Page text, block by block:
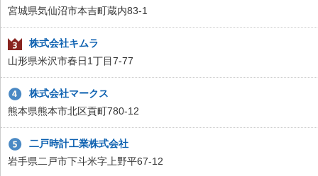
宮城県気仙沼市本吉町蔵内83-1
株式会社キムラ
山形県米沢市春日1丁目7-77
株式会社マークス
熊本県熊本市北区貢町780-12
二戸時計工業株式会社
岩手県二戸市下斗米字上野平67-12